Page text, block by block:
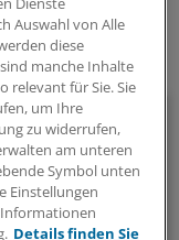
und
Sie sich von
seien Sie immer
Dienste
Auswahl von Alle
diese
manche Inhalte
relevant für Sie. Sie
um Ihre
zu widerrufen,
am unteren
Symbol unten
Einstellungen
Details finden Sie